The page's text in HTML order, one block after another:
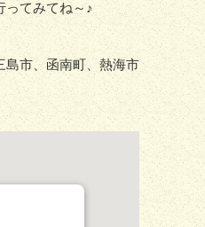
ってみてね～♪
島市、函南町、熱海市